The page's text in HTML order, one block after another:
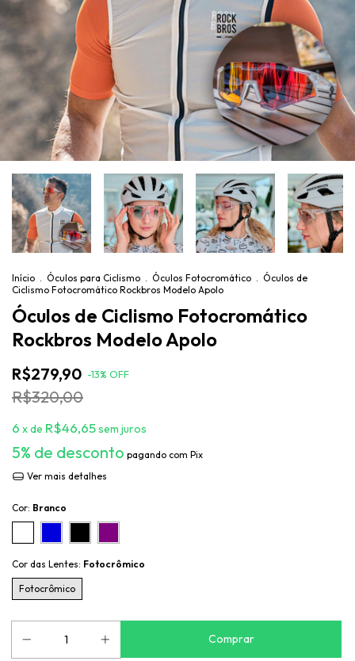
Início . Óculos para Ciclismo . Óculos Fotocromático . Óculos de
Ciclismo Fotocromático Rockbros Modelo Apolo
Óculos de Ciclismo Fotocromático
Rockbros Modelo Apolo
R$279,90 -13% OFF
R$320,00
6 x de R$46,65sem juros
5% de desconto pagando com Pix
Ver mais detalhes
Cor: Branco
Cor das Lentes: Fotocrômico
Fotocrômico